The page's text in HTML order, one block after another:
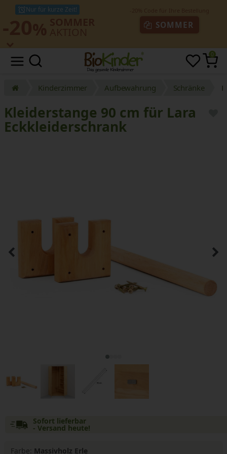
Nur für kurze Zeit!
SOMMER
0
Kinderzimmer Aufbewahrung Schränke
Kleiderstange 90 cm für Lara
Eckkleiderschrank
Sofort lieferbar
- Versand heute!
Farbe: Massivholz Erle